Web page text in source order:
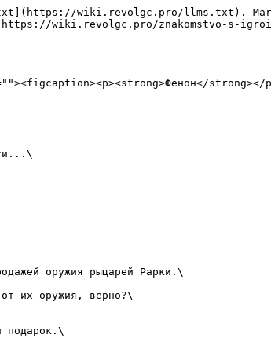
wiki.revolgc.pro/llms.txt).
wiki.revolgc.pro/znakomstvo-s-
оружия рыцарей Рарки.\
их оружия, верно?\
подарок.\